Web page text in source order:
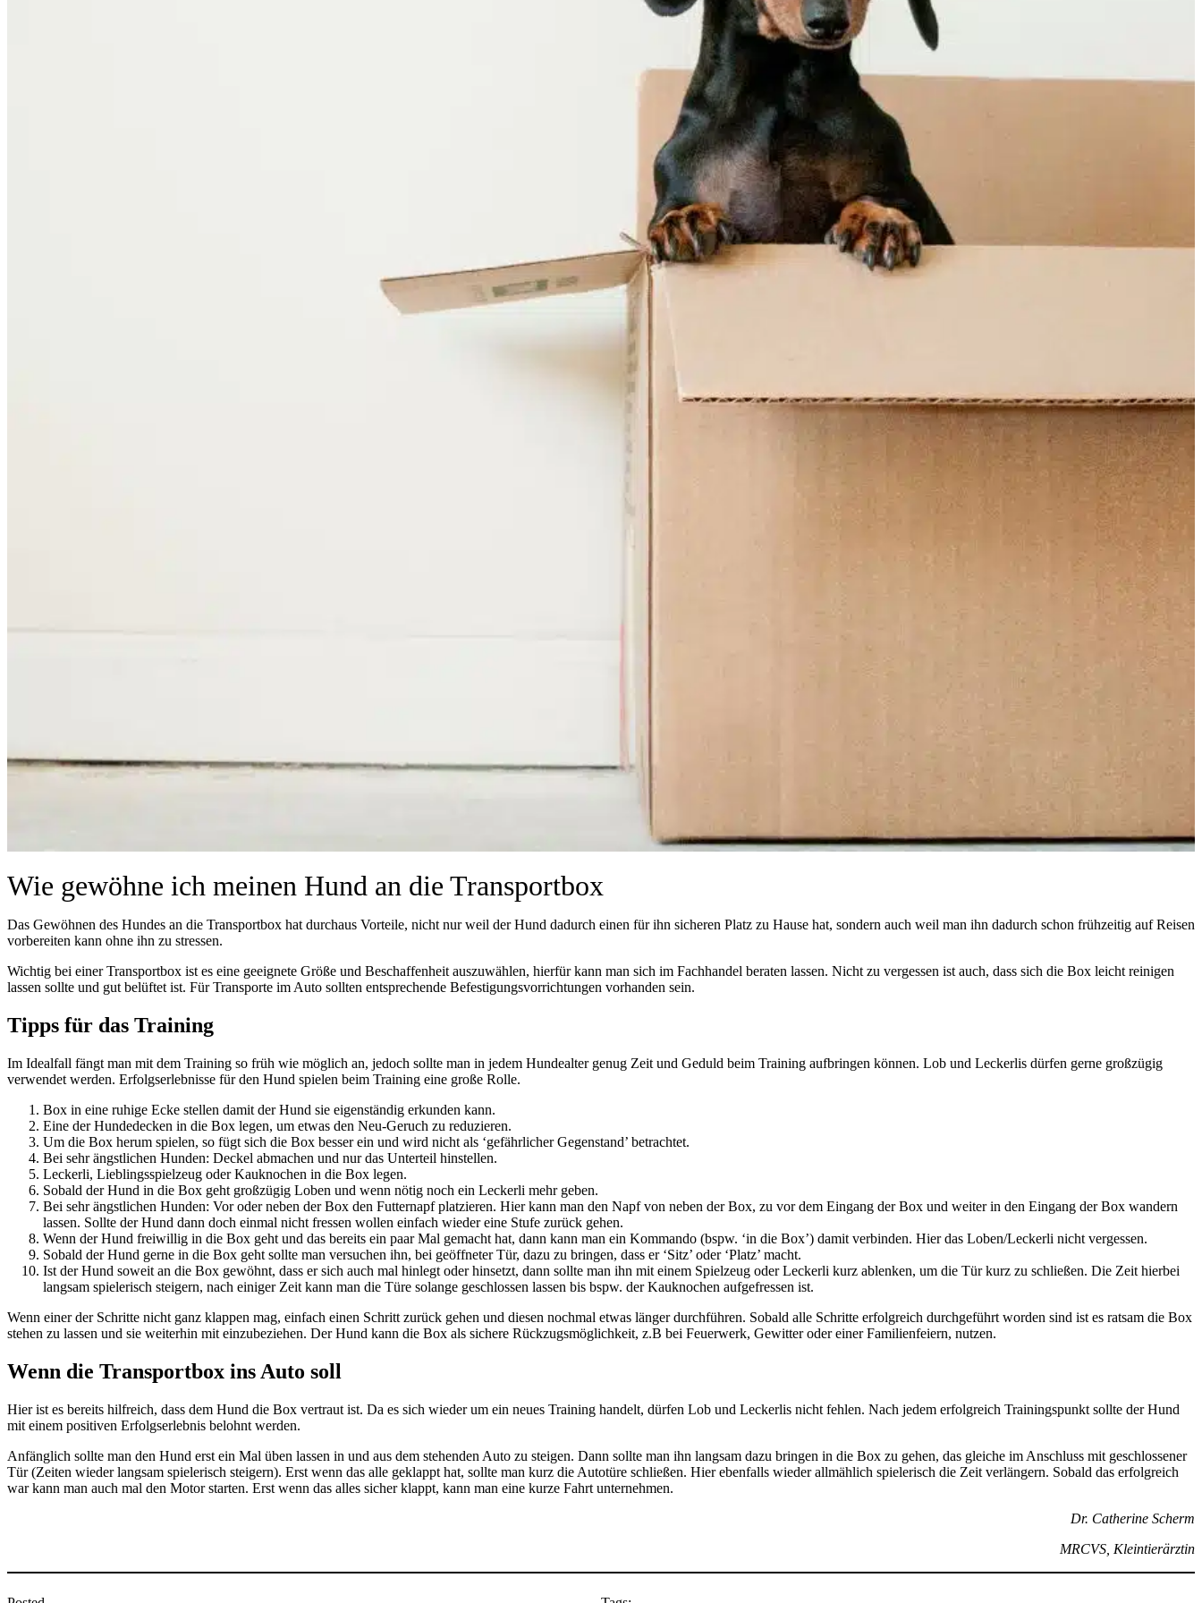
Wie gewöhne ich meinen Hund an die Transportbox
Das Gewöhnen des Hundes an die Transportbox hat durchaus Vorteile, nicht nur weil der Hund dadurch einen für ihn sicheren Platz zu Hause hat, sondern auch weil man ihn dadurch schon frühzeitig auf Reisen
vorbereiten kann ohne ihn zu stressen.
Wichtig bei einer Transportbox ist es eine geeignete Größe und Beschaffenheit auszuwählen, hierfür kann man sich im Fachhandel beraten lassen. Nicht zu vergessen ist auch, dass sich die Box leicht reinigen
lassen sollte und gut belüftet ist. Für Transporte im Auto sollten entsprechende Befestigungsvorrichtungen vorhanden sein.
Tipps für das Training
Im Idealfall fängt man mit dem Training so früh wie möglich an, jedoch sollte man in jedem Hundealter genug Zeit und Geduld beim Training aufbringen können. Lob und Leckerlis dürfen gerne großzügig
verwendet werden. Erfolgserlebnisse für den Hund spielen beim Training eine große Rolle.
Box in eine ruhige Ecke stellen damit der Hund sie eigenständig erkunden kann.
Eine der Hundedecken in die Box legen, um etwas den Neu-Geruch zu reduzieren.
Um die Box herum spielen, so fügt sich die Box besser ein und wird nicht als ‘gefährlicher Gegenstand’ betrachtet.
Bei sehr ängstlichen Hunden: Deckel abmachen und nur das Unterteil hinstellen.
Leckerli, Lieblingsspielzeug oder Kauknochen in die Box legen.
Sobald der Hund in die Box geht großzügig Loben und wenn nötig noch ein Leckerli mehr geben.
Bei sehr ängstlichen Hunden: Vor oder neben der Box den Futternapf platzieren. Hier kann man den Napf von neben der Box, zu vor dem Eingang der Box und weiter in den Eingang der Box wandern
lassen. Sollte der Hund dann doch einmal nicht fressen wollen einfach wieder eine Stufe zurück gehen.
Wenn der Hund freiwillig in die Box geht und das bereits ein paar Mal gemacht hat, dann kann man ein Kommando (bspw. ‘in die Box’) damit verbinden. Hier das Loben/Leckerli nicht vergessen.
Sobald der Hund gerne in die Box geht sollte man versuchen ihn, bei geöffneter Tür, dazu zu bringen, dass er ‘Sitz’ oder ‘Platz’ macht.
Ist der Hund soweit an die Box gewöhnt, dass er sich auch mal hinlegt oder hinsetzt, dann sollte man ihn mit einem Spielzeug oder Leckerli kurz ablenken, um die Tür kurz zu schließen. Die Zeit hierbei
langsam spielerisch steigern, nach einiger Zeit kann man die Türe solange geschlossen lassen bis bspw. der Kauknochen aufgefressen ist.
Wenn einer der Schritte nicht ganz klappen mag, einfach einen Schritt zurück gehen und diesen nochmal etwas länger durchführen. Sobald alle Schritte erfolgreich durchgeführt worden sind ist es ratsam die Box
stehen zu lassen und sie weiterhin mit einzubeziehen. Der Hund kann die Box als sichere Rückzugsmöglichkeit, z.B bei Feuerwerk, Gewitter oder einer Familienfeiern, nutzen.
Wenn die Transportbox ins Auto soll
Hier ist es bereits hilfreich, dass dem Hund die Box vertraut ist. Da es sich wieder um ein neues Training handelt, dürfen Lob und Leckerlis nicht fehlen. Nach jedem erfolgreich Trainingspunkt sollte der Hund
mit einem positiven Erfolgserlebnis belohnt werden.
Anfänglich sollte man den Hund erst ein Mal üben lassen in und aus dem stehenden Auto zu steigen. Dann sollte man ihn langsam dazu bringen in die Box zu gehen, das gleiche im Anschluss mit geschlossener
Tür (Zeiten wieder langsam spielerisch steigern). Erst wenn das alle geklappt hat, sollte man kurz die Autotüre schließen. Hier ebenfalls wieder allmählich spielerisch die Zeit verlängern. Sobald das erfolgreich
war kann man auch mal den Motor starten. Erst wenn das alles sicher klappt, kann man eine kurze Fahrt unternehmen.
Dr. Catherine Scherm
MRCVS, Kleintierärztin